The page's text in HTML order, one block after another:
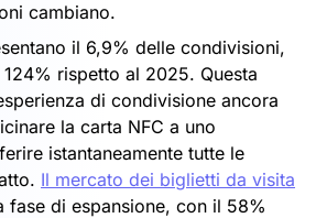
cambiano.
il 6,9% delle condivisioni,
rispetto al 2025. Questa
di condivisione ancora
la carta NFC a uno
istantaneamente tutte le
Il mercato dei biglietti da visita
fase di espansione, con il 58%